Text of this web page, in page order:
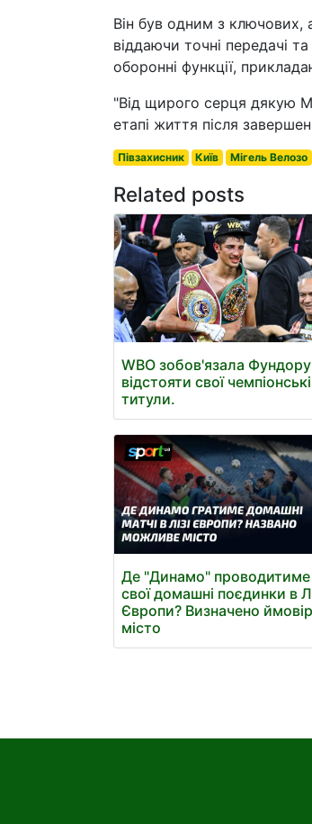
Він був одним з
віддаючи точні передачі
оборонні функції,
"Від щирого серця дякую
етапі життя після
Півзахисник Київ Мігель Велозо
Related posts
WBO зобов'язала Фундору
відстояти свої чемпіонські
титули.
Де "Динамо" проводитиме
свої домашні поєдинки в
Європи? Визначено
місто